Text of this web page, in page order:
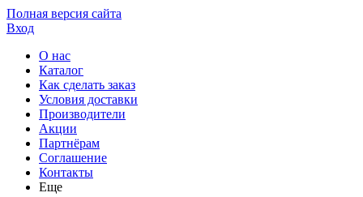
Полная версия сайта
Вход
О нас
Каталог
Как сделать заказ
Условия доставки
Производители
Акции
Партнёрам
Соглашение
Контакты
Еще